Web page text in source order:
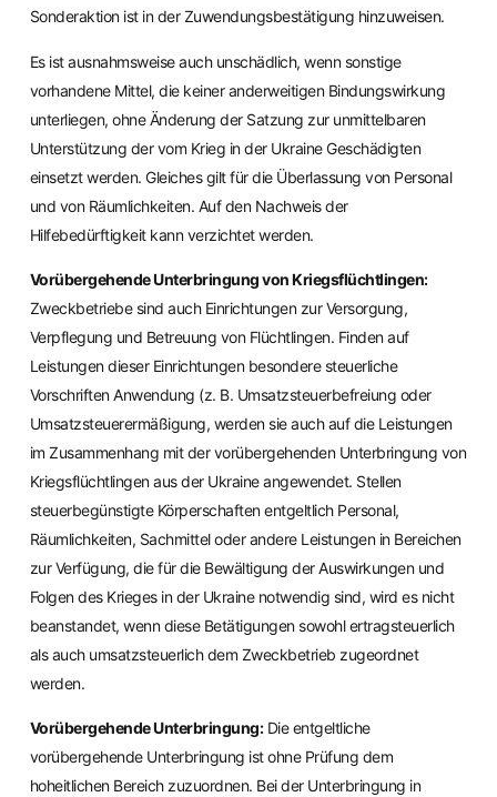
Sonderaktion ist in der Zuwendungsbestätigung hinzuweisen.
Es ist ausnahmsweise auch unschädlich, wenn sonstige
vorhandene Mittel, die keiner anderweitigen Bindungswirkung
unterliegen, ohne Änderung der Satzung zur unmittelbaren
Unterstützung der vom Krieg in der Ukraine Geschädigten
einsetzt werden. Gleiches gilt für die Überlassung von Personal
und von Räumlichkeiten. Auf den Nachweis der
Hilfebedürftigkeit kann verzichtet werden.
Vorübergehende Unterbringung von Kriegsflüchtlingen:
Zweckbetriebe sind auch Einrichtungen zur Versorgung,
Verpflegung und Betreuung von Flüchtlingen. Finden auf
Leistungen dieser Einrichtungen besondere steuerliche
Vorschriften Anwendung (z. B. Umsatzsteuerbefreiung oder
Umsatzsteuerermäßigung, werden sie auch auf die Leistungen
im Zusammenhang mit der vorübergehenden Unterbringung von
Kriegsflüchtlingen aus der Ukraine angewendet. Stellen
steuerbegünstigte Körperschaften entgeltlich Personal,
Räumlichkeiten, Sachmittel oder andere Leistungen in Bereichen
zur Verfügung, die für die Bewältigung der Auswirkungen und
Folgen des Krieges in der Ukraine notwendig sind, wird es nicht
beanstandet, wenn diese Betätigungen sowohl ertragsteuerlich
als auch umsatzsteuerlich dem Zweckbetrieb zugeordnet
werden.
Vorübergehende Unterbringung:Die entgeltliche
vorübergehende Unterbringung ist ohne Prüfung dem
hoheitlichen Bereich zuzuordnen. Bei der Unterbringung in